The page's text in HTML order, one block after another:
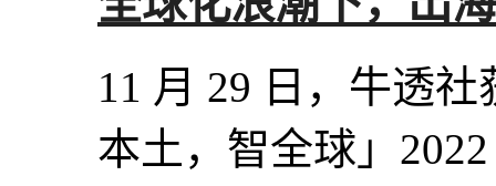
11 月 29 日，牛透
本土，智全球」